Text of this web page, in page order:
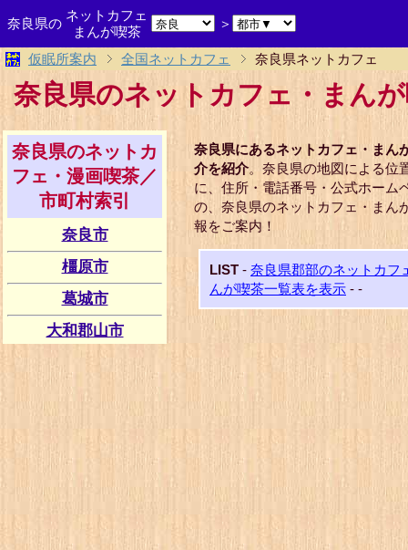
仮眠所案内 全国ネットカフェ 奈良県ネットカフェ
奈良県のネットカフェ・まん
奈良県にあるネットカフェ・まん
介を紹介。奈良県の地図による位
に、住所・電話番号・公式ホーム
の、奈良県のネットカフェ・まん
報をご案内！
LIST - 奈良県郡部のネットカフ
んが喫茶一覧表を表示 - -
奈良県のネットカ
フェ・漫画喫茶／
市町村索引
奈良市
橿原市
葛城市
大和郡山市
奈良県の
ネットカフェ
まんが喫茶
＞